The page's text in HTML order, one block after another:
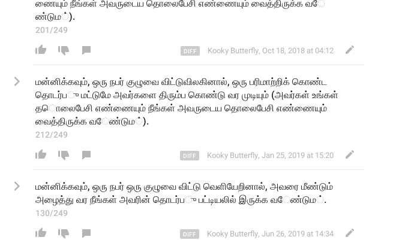
ணையும் நீங்கள் அவருடைய தொலைபேசி எண்ணையும் வைத்திருக்க வ
ேண்டும ்).
201/249
Kooky Butterfly, Oct 18, 2018 at 04:12
மன்னிக்கவும், ஒரு நபர் குழுவை விட்டுவிலகினால், ஒரு பரிமாற்றிக் கொண்ட
தொடர்ப ு மட்டுமே அவர்களை திரும்ப க
த
ொலைபேசி எணணையும் நீங்கள் அவருடைய தொலைபேசி எண்ணையும்
வைத்திருக்க வ ேண்டும ்).
212/249
Kooky Butterfly, Jan 25, 2019 at 15:20
மன்னிக்கவும், ஒரு நபர் ஒரு குழுவை விட்டு வெளியேறினால், அவரை மீண்டும்
அழைத்து வர நீங்கள் அவரின் தொடர்ப ு பட்டியலில் இருக்க வ ேண்டும ்.
130/249
Kooky Butterfly, Jun 26, 2019 at 14:34